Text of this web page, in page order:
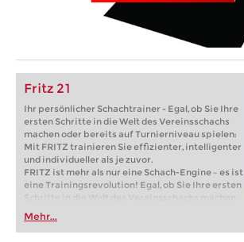
Fritz 21
Ihr persönlicher Schachtrainer - Egal, ob Sie Ihre
ersten Schritte in die Welt des Vereinsschachs
machen oder bereits auf Turnierniveau spielen:
Mit FRITZ trainieren Sie effizienter, intelligenter
und individueller als je zuvor.
FRITZ ist mehr als nur eine Schach-Engine – es ist
eine Trainingsrevolution! Egal, ob Sie Ihre ersten
Schritte in die Welt des Vereinsschachs machen
oder bereits auf Turnierniveau spielen: Mit
FRITZ trainieren Sie effizienter, intelligenter und
individueller als je zuvor.
Mehr...